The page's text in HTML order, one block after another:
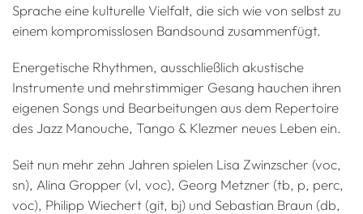
Sprache eine kulturelle Vielfalt, die sich wie von selbst zu
einem kompromisslosen Bandsound zusammenfügt.
Energetische Rhythmen, ausschließlich akustische
Instrumente und mehrstimmiger Gesang hauchen ihren
eigenen Songs und Bearbeitungen aus dem Repertoire
des Jazz Manouche, Tango & Klezmer neues Leben ein.
Seit nun mehr zehn Jahren spielen Lisa Zwinzscher (voc,
sn), Alina Gropper (vl, voc), Georg Metzner (tb, p, perc,
voc), Philipp Wiechert (git, bj) und Sebastian Braun (db,